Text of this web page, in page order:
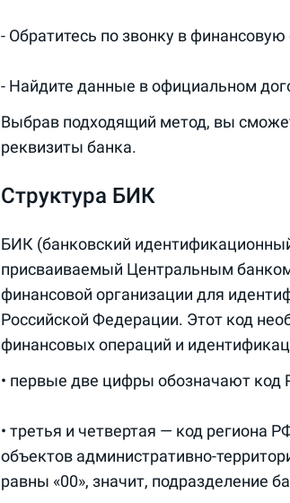
- Обратитесь по звонку в
- Найдите данные в официальном
Выбрав подходящий метод, вы
реквизиты банка.
Структура БИК
БИК (банковский
присваиваемый Центральным
финансовой организации для
Российской Федерации. Этот код
финансовых операций и
• первые две цифры обозначают код
• третья и четвертая — код региона
объектов административно-
равны «00», значит, подразделение